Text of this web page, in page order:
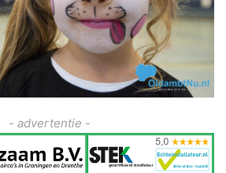
- advertentie -